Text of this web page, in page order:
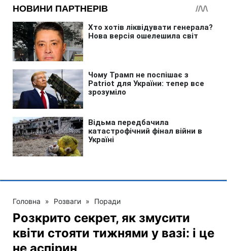
Головна » Розваги » Поради
Розкрито секрет, як змусити
квіти стояти тижнями у вазі: і це
не аспірин